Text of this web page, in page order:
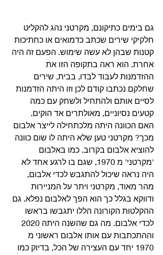
גם בימים כתיקונם, מקרטני נהג להקליט
חלקיקי שירים שכתב כדמואים או כחתיכות
קטנות שבהן לא עשה שימוש. הפעם זה היה
אחרת. הוא ראה בתקופה הזו את
ההזדמנות לעבוד לבדו, בבית, שירים
שחלקם נכתבו קודם לכן וזו היתה הזדמנות
לסיים אותם ולהתחיל ולשחק עם כמה
קטעים נסיוניים, מאולתרים אד הוקים.
האם הכוונה היתה מלכתחילה לייצר אלבום
מכך? מקרטני טען שלא היתה לו שום כוונה
להוציא אלבום בקרוב. כמו באלבום
'מקרטני' מ 1970, שגם בו לרגע אחד לא
היה נראה שיכול להתגבש לכדי אלבום,
מהר מאוד, מקרטני ויתר על המניירות
ודווקא בגלל כך הוא הפך לאלבום נפלא. גם
ההקלטות הקורונה הללו יתגבשו בראשו
וההתכתבות עם אותו אלבום ראשוני מ
1970 יחד עם העצירה של הכל, בדיוק כמו